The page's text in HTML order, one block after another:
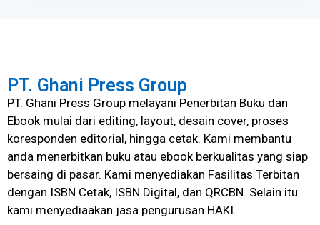
PT. Ghani Press Group
PT. Ghani Press Group melayani Penerbitan Buku dan
Ebook mulai dari editing, layout, desain cover, proses
koresponden editorial, hingga cetak. Kami membantu
anda menerbitkan buku atau ebook berkualitas yang siap
bersaing di pasar. Kami menyediakan Fasilitas Terbitan
dengan ISBN Cetak, ISBN Digital, dan QRCBN. Selain itu
kami menyediaakan jasa pengurusan HAKI.